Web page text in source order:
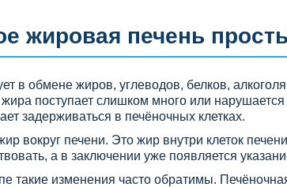
жировая печень
в обмене жиров, углеводов, белков,
поступает слишком много или нарушается
задерживаться в печёночных клетках.
вокруг печени. Это жир внутри клеток
а в заключении уже появляется
такие изменения часто обратимы.